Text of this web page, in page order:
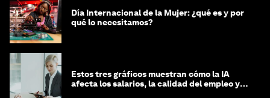
Día Internacional de la Mujer: ¿qué es y por
qué lo necesitamos?
Estos tres gráficos muestran cómo la IA
afecta los salarios, la calidad del empleo y